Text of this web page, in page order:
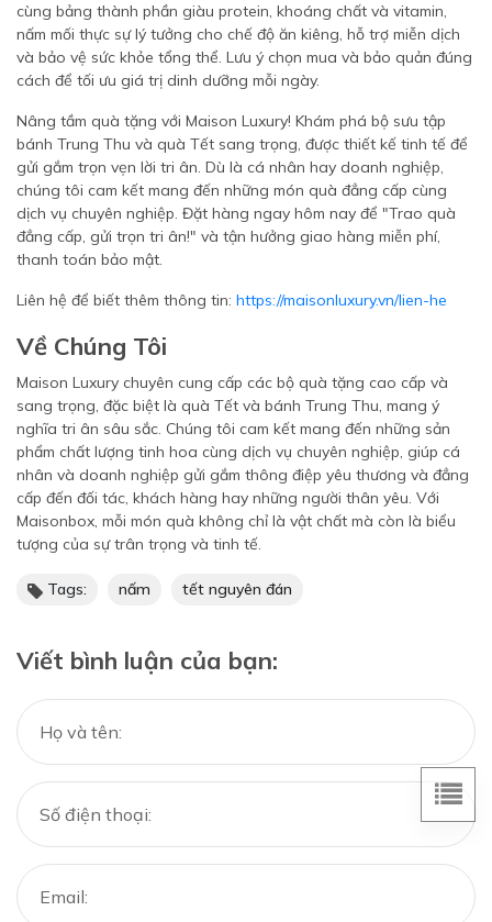
cùng bảng thành phần giàu protein, khoáng chất và vitamin,
nấm mối thực sự lý tưởng cho chế độ ăn kiêng, hỗ trợ miễn dịch
và bảo vệ sức khỏe tổng thể. Lưu ý chọn mua và bảo quản đúng
cách để tối ưu giá trị dinh dưỡng mỗi ngày.
Nâng tầm quà tặng với Maison Luxury! Khám phá bộ sưu tập
bánh Trung Thu và quà Tết sang trọng, được thiết kế tinh tế để
gửi gắm trọn vẹn lời tri ân. Dù là cá nhân hay doanh nghiệp,
chúng tôi cam kết mang đến những món quà đẳng cấp cùng
dịch vụ chuyên nghiệp. Đặt hàng ngay hôm nay để "Trao quà
đẳng cấp, gửi trọn tri ân!" và tận hưởng giao hàng miễn phí,
thanh toán bảo mật.
Liên hệ để biết thêm thông tin: https://maisonluxury.vn/lien-he
Về Chúng Tôi
Maison Luxury chuyên cung cấp các bộ quà tặng cao cấp và
sang trọng, đặc biệt là quà Tết và bánh Trung Thu, mang ý
nghĩa tri ân sâu sắc. Chúng tôi cam kết mang đến những sản
phẩm chất lượng tinh hoa cùng dịch vụ chuyên nghiệp, giúp cá
nhân và doanh nghiệp gửi gắm thông điệp yêu thương và đẳng
cấp đến đối tác, khách hàng hay những người thân yêu. Với
Maisonbox, mỗi món quà không chỉ là vật chất mà còn là biểu
tượng của sự trân trọng và tinh tế.
Tags: nấm tết nguyên đán
Viết bình luận của bạn: